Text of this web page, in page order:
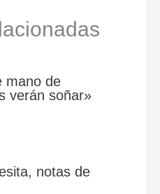
mano de
verán soñar»
notas de